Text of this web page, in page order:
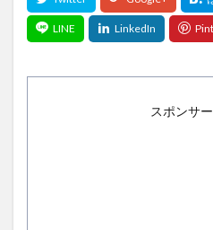
スポンサ